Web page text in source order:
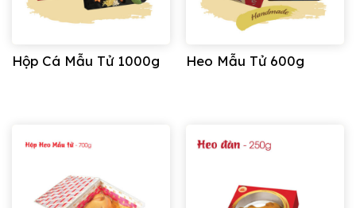
Hộp Cá Mẫu Tử 1000g Heo Mẫu Tử 600g